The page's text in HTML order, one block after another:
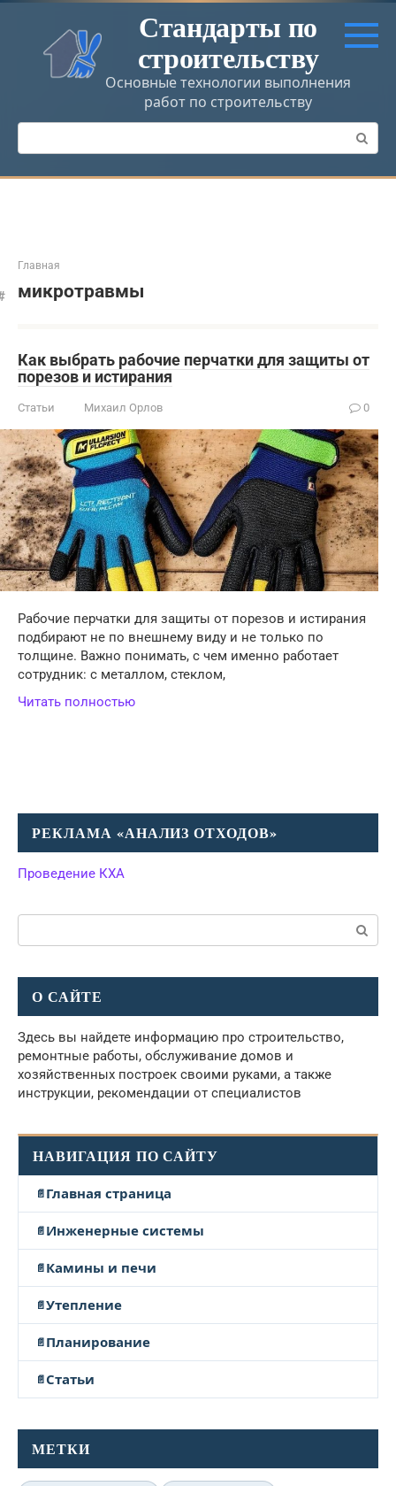
Перейти
контенту
Стандарты по
строительству
Основные технологии выполнения
работ по строительству
Поиск:
Главная
микротравмы
Как выбрать рабочие перчатки для защиты от
порезов и истирания
Статьи Михаил Орлов 0
Рабочие перчатки для защиты от порезов и истирания
подбирают не по внешнему виду и не только по
толщине. Важно понимать, с чем именно работает
сотрудник: с металлом, стеклом,
Читать полностью
РЕКЛАМА «АНАЛИЗ ОТХОДОВ»
Проведение КХА
О САЙТЕ
Здесь вы найдете информацию про строительство,
ремонтные работы, обслуживание домов и
хозяйственных построек своими руками, а также
инструкции, рекомендации от специалистов
НАВИГАЦИЯ ПО САЙТУ
Главная страница
Инженерные системы
Камины и печи
Утепление
Планирование
Статьи
МЕТКИ